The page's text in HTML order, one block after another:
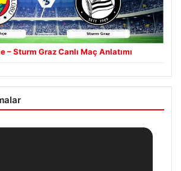
– Sturm Graz Canlı Maç Anlatımı